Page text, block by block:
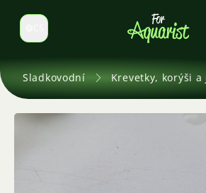
Select language
Sladkovodní Krevetky, korýši a